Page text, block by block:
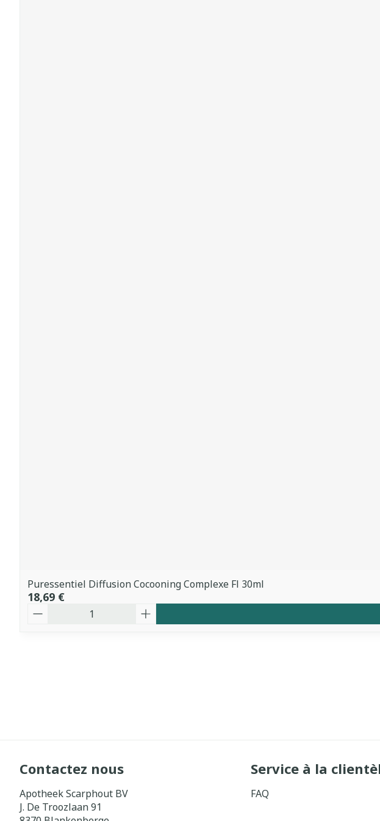
Puressentiel Diffusion Cocooning Complexe Fl 30ml
18,69 €
Contactez nous
Apotheek Scarphout BV
J. De Troozlaan 91
Service à la
FAQ